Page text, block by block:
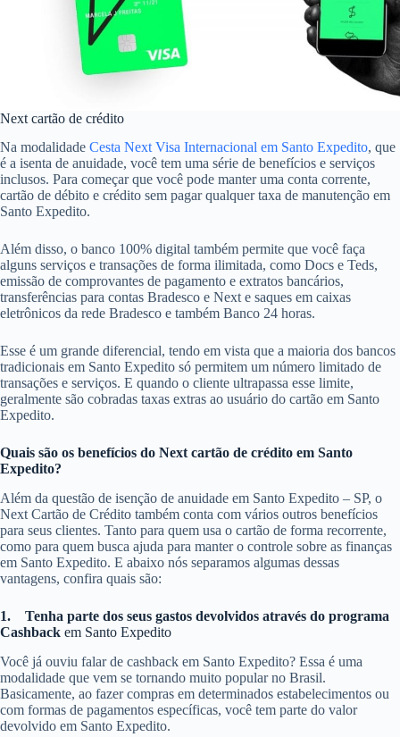
Next cartão de crédito
Na modalidade Cesta Next Visa Internacional em Santo Expedito, que
é a isenta de anuidade, você tem uma série de benefícios e serviços
inclusos. Para começar que você pode manter uma conta corrente,
cartão de débito e crédito sem pagar qualquer taxa de manutenção em
Santo Expedito.
Além disso, o banco 100% digital também permite que você faça
alguns serviços e transações de forma ilimitada, como Docs e Teds,
emissão de comprovantes de pagamento e extratos bancários,
transferências para contas Bradesco e Next e saques em caixas
eletrônicos da rede Bradesco e também Banco 24 horas.
Esse é um grande diferencial, tendo em vista que a maioria dos bancos
tradicionais em Santo Expedito só permitem um número limitado de
transações e serviços. E quando o cliente ultrapassa esse limite,
geralmente são cobradas taxas extras ao usuário do cartão em Santo
Expedito.
Quais são os benefícios do Next cartão de crédito em Santo
Expedito?
Além da questão de isenção de anuidade em Santo Expedito – SP, o
Next Cartão de Crédito também conta com vários outros benefícios
para seus clientes. Tanto para quem usa o cartão de forma recorrente,
como para quem busca ajuda para manter o controle sobre as finanças
em Santo Expedito. E abaixo nós separamos algumas dessas
vantagens, confira quais são:
1.
Tenha parte dos seus gastos devolvidos através do programa
Cashback em Santo Expedito
Você já ouviu falar de cashback em Santo Expedito? Essa é uma
modalidade que vem se tornando muito popular no Brasil.
Basicamente, ao fazer compras em determinados estabelecimentos ou
com formas de pagamentos específicas, você tem parte do valor
devolvido em Santo Expedito.